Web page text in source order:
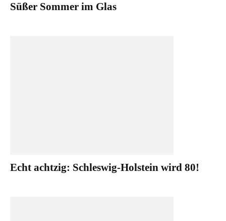
Süßer Sommer im Glas
Echt achtzig: Schleswig-Holstein wird 80!